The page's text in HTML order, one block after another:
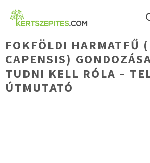
Kilépés
FOKFÖLDI HARMATFŰ
CAPENSIS)
TUDNI KELL RÓLA –
ÚTMUTATÓ